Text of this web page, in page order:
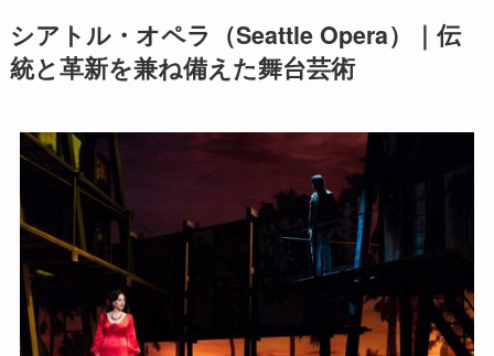
シアトル・オペラ（Seattle Opera）｜伝
統と革新を兼ね備えた舞台芸術